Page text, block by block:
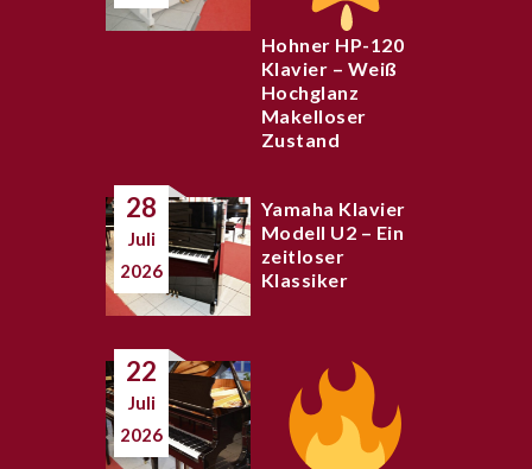
Hohner HP-120
Klavier – Weiß
Hochglanz
Makelloser
Zustand
28
Juli
2026
Yamaha Klavier
Modell U2 – Ein
zeitloser
Klassiker
22
Juli
2026